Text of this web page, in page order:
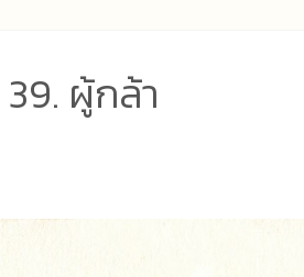
39. ผู้กล้า